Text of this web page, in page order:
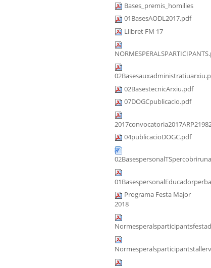
Bases_premis_homilies
01BasesAODL2017.pdf
Llibret FM 17
02BasestecnicArxiu.pdf
07DOGCpublicacio.pdf
04publicacioDOGC.pdf
Programa Festa Major
2018